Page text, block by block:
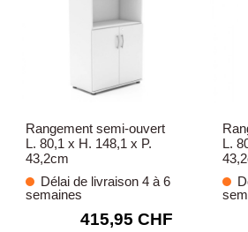
Rangement semi-ouvert
L. 80,1 x H. 148,1 x P.
43,2cm
Délai de livraison 4 à 6
semaines
415,95 CHF
L.